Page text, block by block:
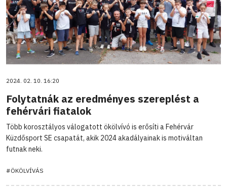
2024. 02. 10. 16:20
Folytatnák az eredményes szereplést a
fehérvári fiatalok
Több korosztályos válogatott ökölvívó is erősíti a Fehérvár
Küzdősport SE csapatát, akik 2024 akadályainak is motiváltan
futnak neki.
#ÖKÖLVÍVÁS